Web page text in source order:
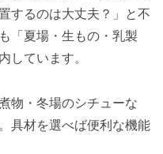
するのは大丈夫？」と不
「夏場・生もの・乳製
しています。
物・冬場のシチューな
具材を選べば便利な機能